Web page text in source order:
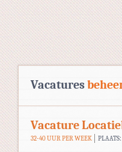
Vacatures
Vacature
32-40 UUR PER WEEK PLAATS: